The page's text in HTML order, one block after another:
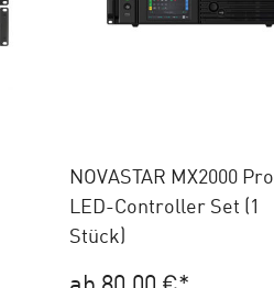
NOVASTAR MX2000 Pro
LED-Controller Set (1
Stück)